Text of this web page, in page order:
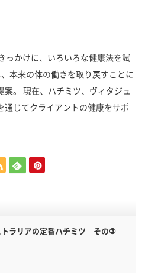
っかけに、いろいろな健康法を試
本来の体の働きを取り戻すことに
。 現在、ハチミツ、ヴィタジュ
通じてクライアントの健康をサポ
トラリアの定番ハチミツ その③